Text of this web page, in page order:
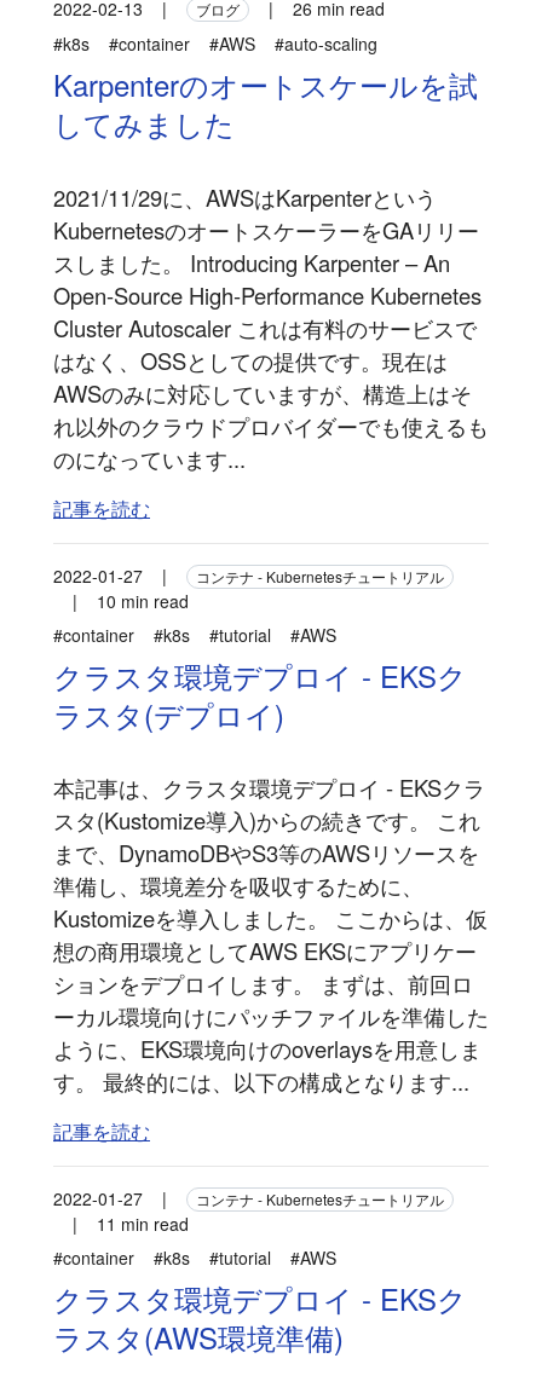
2022-02-13 | ブログ |
26 min read
#k8s
#container #AWS #auto-scaling
Karpenterのオートスケールを試
してみました
2021/11/29に、AWSはKarpenterという
KubernetesのオートスケーラーをGAリリー
スしました。 Introducing Karpenter – An
Open-Source High-Performance Kubernetes
Cluster Autoscaler これは有料のサービスで
はなく、OSSとしての提供です。現在は
AWSのみに対応していますが、構造上はそ
れ以外のクラウドプロバイダーでも使えるも
のになっています...
記事を読む
2022-01-27 | コンテナ - Kubernetesチュートリアル
|
10 min read
#container
#k8s #tutorial #AWS
クラスタ環境デプロイ - EKSク
ラスタ(デプロイ)
本記事は、クラスタ環境デプロイ - EKSクラ
スタ(Kustomize導入)からの続きです。 これ
まで、DynamoDBやS3等のAWSリソースを
準備し、環境差分を吸収するために、
Kustomizeを導入しました。 ここからは、仮
想の商用環境としてAWS EKSにアプリケー
ションをデプロイします。 まずは、前回ロ
ーカル環境向けにパッチファイルを準備した
ように、EKS環境向けのoverlaysを用意しま
す。 最終的には、以下の構成となります...
記事を読む
2022-01-27 | コンテナ - Kubernetesチュートリアル
|
11 min read
#container
#k8s #tutorial #AWS
クラスタ環境デプロイ - EKSク
ラスタ(AWS環境準備)